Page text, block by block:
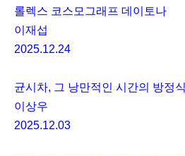
롤렉스 코스모그래프 데이토나
이재섭
2025.12.24
균시차, 그 낭만적인 시간의 방정식
이상우
2025.12.03